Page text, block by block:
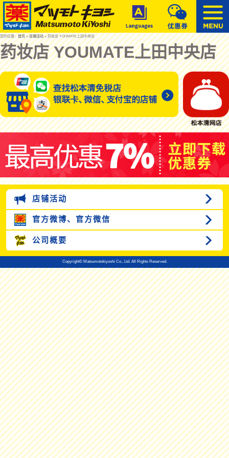
您的位置：首页»店铺活动» 药妆店 YOUMATE上田中央店
药妆店 YOUMATE上田中央店
店铺活动
官方微博、 官方微信
公司概要
Copyright© Matsumotokiyoshi Co., Ltd. All Rights Reserved.